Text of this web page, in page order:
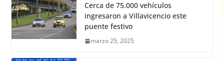
Cerca de 75.000 vehículos
ingresaron a Villavicencio este
puente festivo
marzo 25, 2025